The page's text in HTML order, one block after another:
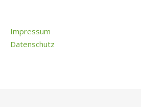
Impressum
Datenschutz